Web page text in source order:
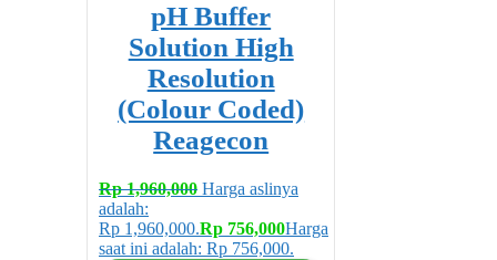
pH Buffer
Solution High
Resolution
(Colour Coded)
Reagecon
Rp1,960,000 Harga aslinya
adalah:
Rp 1,960,000.Rp 756,000Harga
saat ini adalah: Rp 756,000.